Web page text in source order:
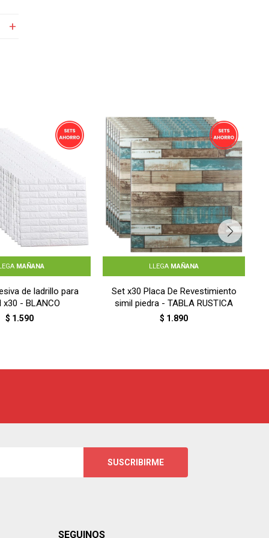
MAÑANA
de ladrillo para
x30 - BLANCO
$ 1.590
LLEGA MAÑANA
Set x30 Placa De Revestimiento
simil piedra - TABLA RUSTICA
$ 1.890
SUSCRIBIRME
SEGUINOS